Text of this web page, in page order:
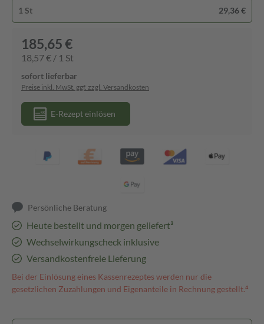
1 St 29,36 €
185,65 €
18,57 € / 1 St
sofort lieferbar
Preise inkl. MwSt. ggf. zzgl. Versandkosten
E-Rezept einlösen
Persönliche Beratung
Heute bestellt und morgen geliefert³
Wechselwirkungscheck inklusive
Versandkostenfreie Lieferung
Bei der Einlösung eines Kassenrezeptes werden nur die
gesetzlichen Zuzahlungen und Eigenanteile in Rechnung gestellt.⁴